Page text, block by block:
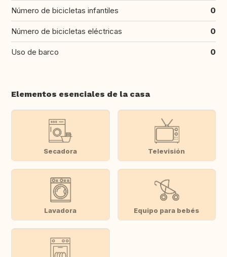
Número de bicicletas infantiles 0
Número de bicicletas eléctricas 0
Uso de barco 0
Elementos esenciales de la casa
Secadora Televisión
Lavadora Equipo para bebés